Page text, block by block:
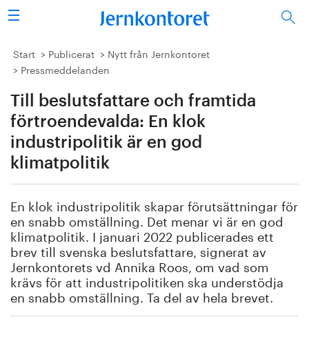
Sök
Stålindustrin
Forskning/utbildning
Energi/miljö
Vi tycker
Publicerat
Bildbank
Om oss
Start Publicerat
Nytt från Jernkontoret
Pressmeddelanden
Till beslutsfattare och framtida
förtroendevalda: En klok
industripolitik är en god
klimatpolitik
En klok industripolitik skapar förutsättningar för
en snabb omställning. Det menar vi är en god
klimatpolitik. I januari 2022 publicerades ett
brev till svenska beslutsfattare, signerat av
Jernkontorets vd Annika Roos, om vad som
krävs för att industripolitiken ska understödja
en snabb omställning. Ta del av hela brevet.